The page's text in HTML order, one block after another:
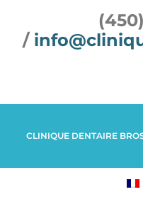
/
CLINIQUE DENTAIRE